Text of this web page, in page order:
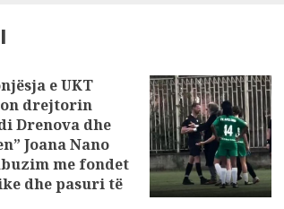
e UKT
drejtorin
Drenova dhe
Joana Nano
me fondet
dhe pasuri të